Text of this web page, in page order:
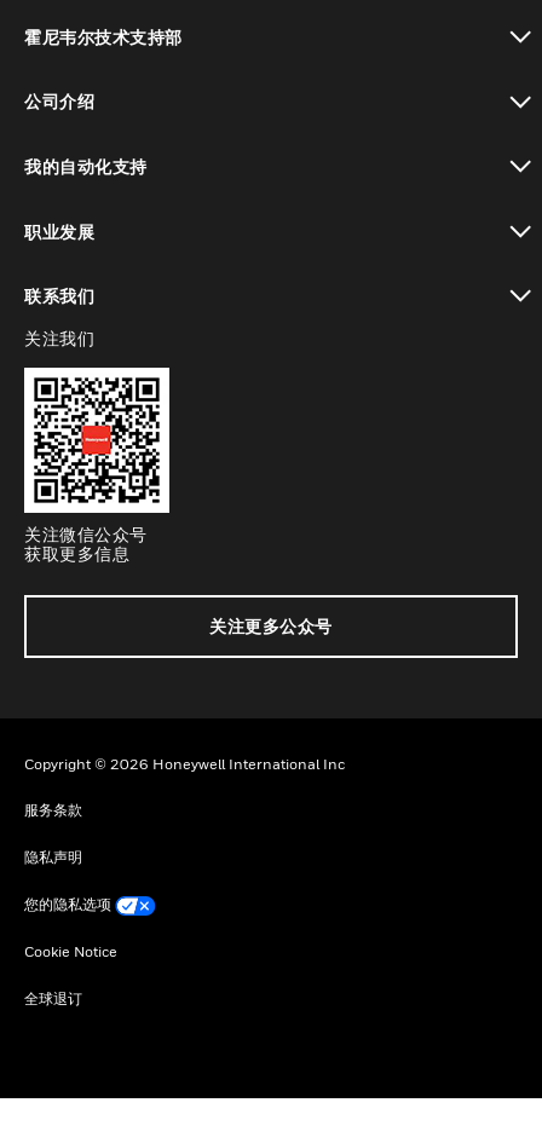
霍尼韦尔技术支持部
公司介绍
我的自动化支持
职业发展
联系我们
toggle view
关注我们
关注微信公众号
获取更多信息
关注更多公众号
Copyright © 2026 Honeywell International Inc
服务条款
隐私声明
您的隐私选项
Cookie Notice
全球退订